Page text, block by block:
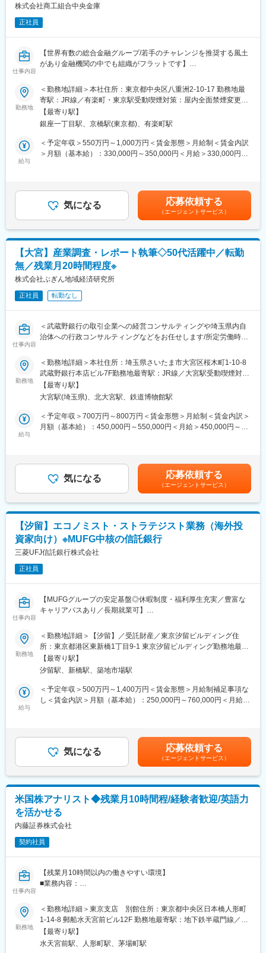
お客様のニーズが多様化する中で、コンサルティング機能の強化
やITサービス／データの利活用によりお客様・地域と共に成長す
るビジネスモデルの構築をしています。
・3年間で150億円のIT投資「DX認定事業者」
BIツールや生成AIを全員が活用できる状態を目指す。ITリテラシー
が高いのも特徴です。ペーパーレス化などのバックオフィス改
革、業務効率化だけでなく、社員の働き方改善に繋がる取り組み
用による適切な提案など、地方銀行の新しいモデルケースを開拓
しています。
・コンサルティング力の強化
お客さまの円滑な資金支援、事業戦略、事業承継などの様々な経
様へあらゆる課題へソリューション提案（DX化支援、事業承継・
M＆A、広告サービス、人材採用など）により選ばれています。
・有給休暇：平均取得13.3日
・連休：連続休暇制度（5日）プチバカンス（3日）など
・早帰り日：毎週水・金曜日、退行目標17:30
※早帰り日以外の退行目標19：00
・月間残業時間約13.9時間
・育児休暇はお子様が2歳まで＜2022年度：女性97.7％、男性
130.2％＞
変更の範囲：会社の定める業務
株式会社商工組合中央金庫
正社員
仕事内容
【世界有数の総合金融グループ/若手のチャレンジを推奨する風土
があり金融機関の中でも組織がフラットです】
国際部では、海外駐在員や国際業務に精通した専門人材が蓄積し
てきた豊富な知見と実績を活用し、進出前の情報提供から事業展
開のステージに応じた支援まで、お客様に実効性の高いサービス
を提供しています。
ご経験・適性に応じて、以下いずれかの業務をご担当いただきま
す。
（1）海外展開・貿易取引に関するお客様支援
等（トレードファイナンス、クロスボーダーローン、外為決済サ
ービス等）
国際送金、貿易保険等
■組織構成
国際業務経験者や専門人材が在籍し、協働による成長が可能な環
境です。
■業務の魅力
グローバルな領域で専門性を高めながら多様なクライアントと関
われます。海外駐在や国際プロジェクト参画も目指せます。
OJTや研修を通じ国際業務の知見・ノウハウを着実に習得できま
す。
■就業環境
視しています。当面は国内で勤務していただきますが、将来的に
は、ご本人の希望や適性等を踏まえ、海外駐在員として現地に赴
国内外問わず専門性を磨き、将来は海外拠点やプロジェクトリー
ダーも目指せます。
■企業の特徴/魅力
グローバル金融グループならではのネットワークと最先端サービ
ス、オープンな社風でキャリアアップを実現できます。
変更の範囲：会社の定める業務
勤務地
＜勤務地詳細＞本社住所：東京都中央区八重洲2-10-17 勤務地最
寄駅：JR線／有楽町・東京駅受動喫煙対策：屋内全面禁煙変更の
範囲：会社の定める事業所（リモートワーク含む）
【最寄り駅】
銀座一丁目駅、京橋駅(東京都)、有楽町駅
給与
＜予定年収＞550万円～1,000万円＜賃金形態＞月給制＜賃金内訳
＞月額（基本給）：330,000円～350,000円＜月給＞330,000円～
がございます。賃金はあくまでも目安の金額であり、選考を通じ
て上下する可能性があります。月給(月額)は固定手当を含めた表記
です。
気になる 応募依頼する
（エージェントサービス）
【大宮】産業調査・レポート執筆◇50代活躍中／転勤
無／残業月20時間程度※
株式会社ぶぎん地域経済研究所
正社員 転勤なし
仕事内容
＜武蔵野銀行の取引企業への経営コンサルティングや埼玉県内自
治体への行政コンサルティングなどをお任せします/所定労働時間
■業務内容
調査事業部の業務は大きく自主調査と受託調査＞に分けられま
す。
【自主調査】
「定例調査レポート」の執筆
※過去のレポート例：
・埼玉県内企業の2024年度雇用動向調査
※過去のレポート例：
・埼玉県の上場企業に小売業が多いのは何故か（ぶぎんレポー
2025年2月）
【受託調査】
県や市町村、各省庁の出先機関（地方支分部局）からの受託調
査
※過去の調査例：
・埼玉県 新たな新たな地方創生 調査・分析・企業連携事業調
査
・さいたま市 市内地域経済動向調査
・久喜市 中小企業・小規模企業振興基本計画策定業務
【その他】
運営受託もあります）
※過去の登壇講演会セミナー例：
・むさしの経済トレンド ～企業経営動向調査から見る埼玉県内
の経済状況と今後の見通し～
れる新たな経営視点と実践～
■組織構成
産業調査メディア会社、大手企業信用調査会社、銀行出身の方が
ご活躍されています。
■働き方
残業時間は平均20時間程度で18時30分にはほとんどの方が退勤し
ています。
なお、服装はビジネスカジュアル可となっております。
■福利厚生
・連続休暇：連続した7日間（土日祝日を利用して最長10日間可
能）
・計画休暇：連続した3日間（土日祝日を利用して最長6日間可
・育児休業（保育園等に入れないなどの場合、最長で子が2歳に達
する日が属する月の末日まで）
変更の範囲：会社の定める業務
勤務地
＜勤務地詳細＞本社住所：埼玉県さいたま市大宮区桜木町1-10-8
武蔵野銀行本店ビル7F勤務地最寄駅：JR線／大宮駅受動喫煙対
策：屋内全面禁煙変更の範囲：無
【最寄り駅】
大宮駅(埼玉県)、北大宮駅、鉄道博物館駅
給与
＜予定年収＞700万円～800万円＜賃金形態＞月給制＜賃金内訳＞
月額（基本給）：450,000円～550,000円＜月給＞450,000円～
は固定手当を含めた表記です。
気になる 応募依頼する
（エージェントサービス）
【汐留】エコノミスト・ストラテジスト業務（海外投
資家向け）※MUFG中核の信託銀行
三菱UFJ信託銀行株式会社
正社員
仕事内容
【MUFGグループの安定基盤◎休暇制度・福利厚生充実／豊富な
キャリアパスあり／長期就業可】
エコノミスト・ストラテジスト業務
- マクロ経済及び株式市場調査・分析
- マクロ経済・株式市場の見通し等に関するレポート作成・プレゼ
ンテーション（主に海外投資家向け）
※当初数年間は当社チーフストラテジストの補佐業務を兼ねる
■企業としての特徴：
み出し続けることで更なる成長を目指しています。
◎足許では高度な専門性発揮を担える人材に焦点を当てた人事制
度への改定を行い、主軸となる事業領域を中心に即戦力としての
呼ぶ「半期毎の5営業日連続休暇」取得を強く奨励し、加えて効率
的・魅力的な職場作りを目指した「スマートワーク」推進による
社内業務改革にも常に取り組んでおります。
変更の範囲：当社業務全般
勤務地
＜勤務地詳細＞【汐留】／受託財産／東京汐留ビルディング住
所：東京都港区東新橋1丁目9-1 東京汐留ビルディング勤務地最寄
駅：各路線線／新橋駅駅受動喫煙対策：敷地内全面禁煙変更の範
囲：当社の全国の拠点（海外含む）
【最寄り駅】
汐留駅、新橋駅、築地市場駅
給与
＜予定年収＞500万円～1,400万円＜賃金形態＞月給制補足事項な
し＜賃金内訳＞月額（基本給）：250,000円～760,000円＜月給＞
選考を通じて上下する可能性があります。賃金はあくまでも目安
の金額であり、選考を通じて上下する可能性があります。月給(月
額)は固定手当を含めた表記です。
気になる 応募依頼する
（エージェントサービス）
米国株アナリスト◆残業月10時間程/経験者歓迎/英語力
を活かせる
内藤証券株式会社
契約社員
仕事内容
【残業月10時間以内の働きやすい環境】
■業務内容：
・米国株レポート作成（銘柄・決算概要など）
・現地のメディアや企業サイト・取引所などからの情報収集
・メディア出演やWEB セミナー、支店セミナー・勉強会の主催
（将来的）
・支店や営業担当者からの問い合わせ対応
勤務地
＜勤務地詳細＞東京支店 別館住所：東京都中央区日本橋人形町
1-14-8 郵船水天宮前ビル12F 勤務地最寄駅：地下鉄半蔵門線／水
天宮前駅受動喫煙対策：敷地内喫煙可能場所あり変更の範囲：会
社の定める事業所
【最寄り駅】
水天宮前駅、人形町駅、茅場町駅